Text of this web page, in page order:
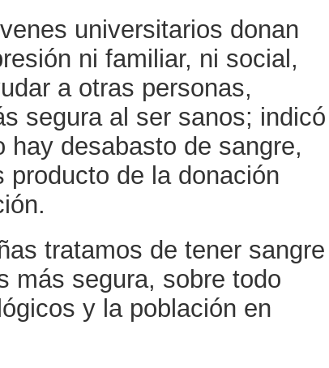
universitarios donan
ni familiar, ni social,
a otras personas,
segura al ser sanos; indicó
hay desabasto de sangre,
producto de la donación
tratamos de tener sangre
más segura, sobre todo
y la población en